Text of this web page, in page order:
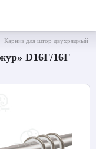
Карниз для штор двухрядный
D16Г/16Г